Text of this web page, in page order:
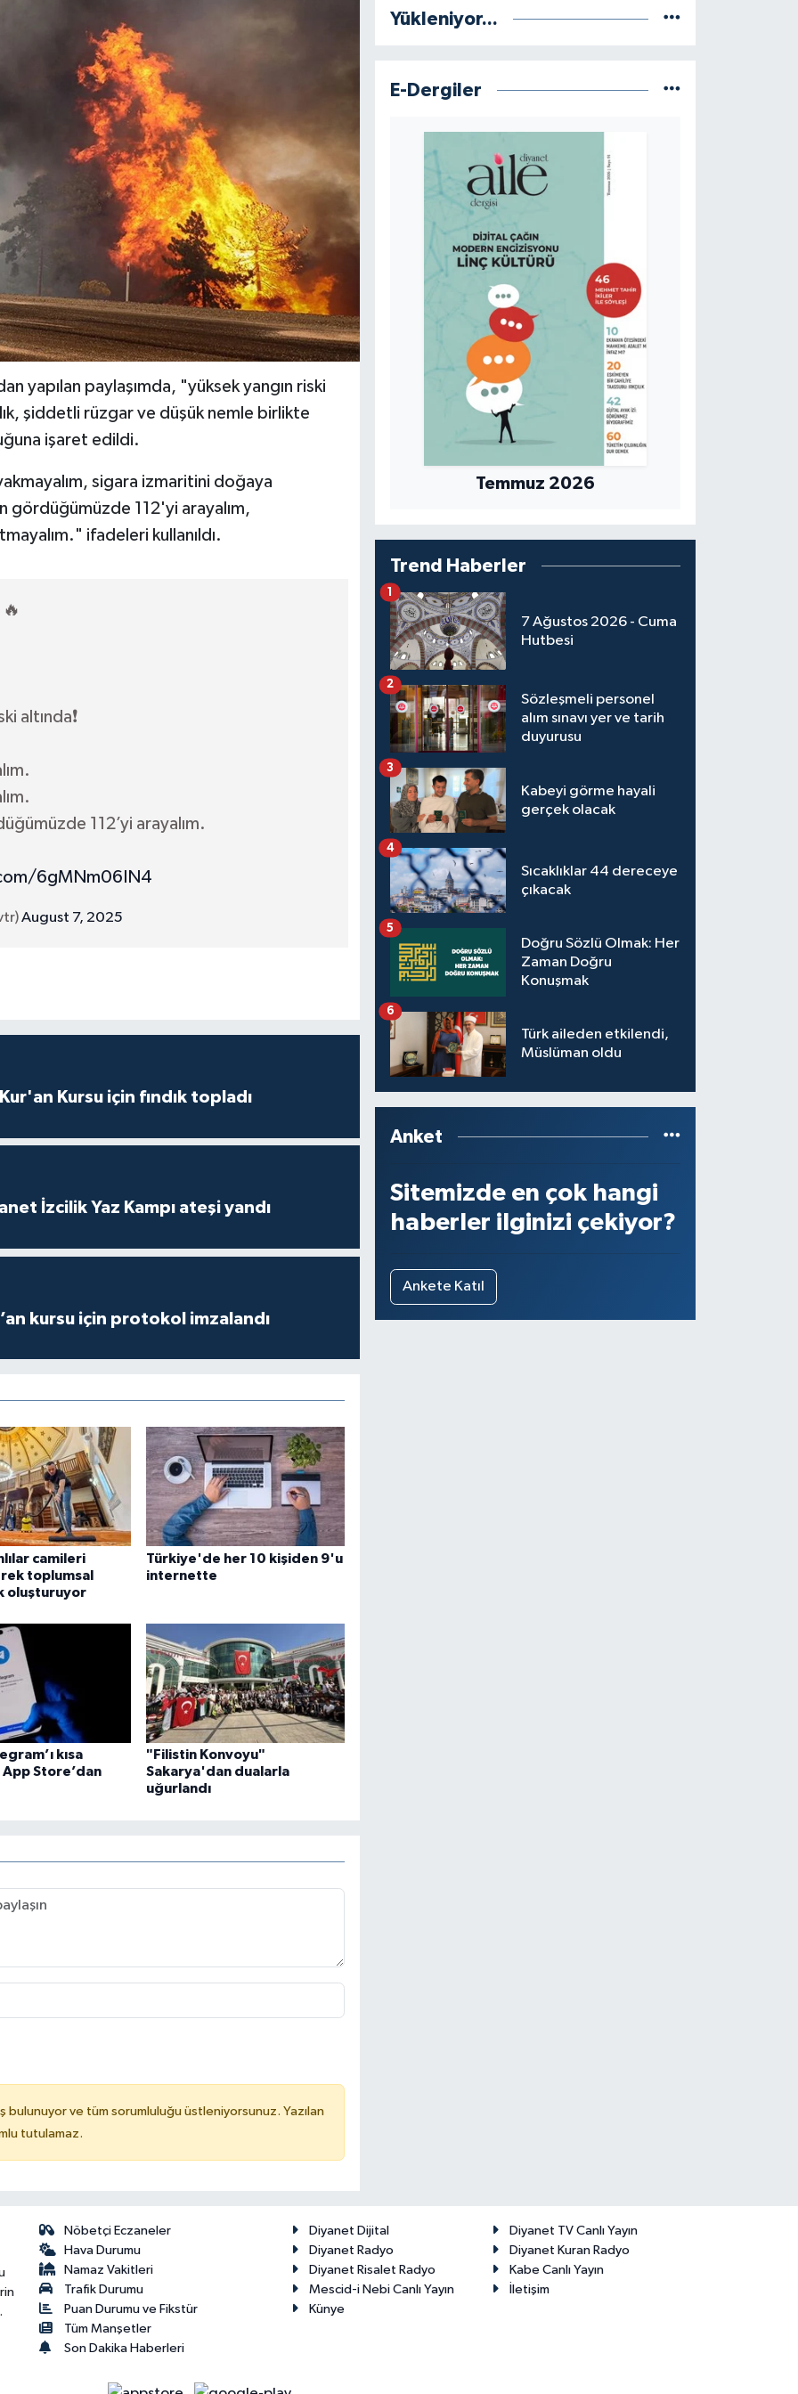
yapılan paylaşımda, "yüksek yangın riski
şiddetli rüzgar ve düşük nemle birlikte
işaret edildi.
sigara izmaritini doğaya
gördüğümüzde 112'yi arayalım,
ifadeleri kullanıldı.
altında❗️
112’yi arayalım.
6gMNm06IN4
August 7, 2025
Kursu için fındık topladı
İzcilik Yaz Kampı ateşi yandı
kursu için protokol imzalandı
camileri
toplumsal
oluşturuyor
Türkiye'de her 10 kişiden 9'u
internette
kısa
Store’dan
"Filistin Konvoyu"
Sakarya'dan dualarla
uğurlandı
bulunuyor ve tüm sorumluluğu üstleniyorsunuz. Yazılan
tutulamaz.
Yükleniyor...
E-Dergiler
Temmuz 2026
Trend Haberler
7 Ağustos 2026 - Cuma
Hutbesi
1
Sözleşmeli personel
alım sınavı yer ve tarih
duyurusu
2
Kabeyi görme hayali
gerçek olacak
3
Sıcaklıklar 44 dereceye
çıkacak
4
Doğru Sözlü Olmak: Her
Zaman Doğru
Konuşmak
5
Türk aileden etkilendi,
Müslüman oldu
6
Anket
Sitemizde en çok hangi
haberler ilginizi çekiyor?
Ankete Katıl
Nöbetçi Eczaneler
Hava Durumu
Namaz Vakitleri
Trafik Durumu
Puan Durumu ve Fikstür
Tüm Manşetler
Son Dakika Haberleri
Diyanet Dijital
Diyanet TV Canlı Yayın
Diyanet Radyo
Diyanet Kuran Radyo
Diyanet Risalet Radyo
Kabe Canlı Yayın
Mescid-i Nebi Canlı Yayın
İletişim
Künye